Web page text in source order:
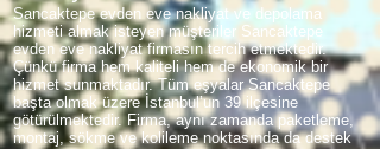
Sancaktepe evden eve nakliyat ve depolama
hizmeti almak isteyen müşteriler Sancaktepe
evden eve nakliyat firmasın tercih etmektedir.
Çünkü firma hem kaliteli hem de ekonomik bir
hizmet sunmaktadır. Tüm eşyalar Sancaktepe
başta olmak üzere İstanbul’un 39 ilçesine
götürülmektedir. Firma, aynı zamanda paketleme,
montaj, sökme ve kolileme noktasında da destek